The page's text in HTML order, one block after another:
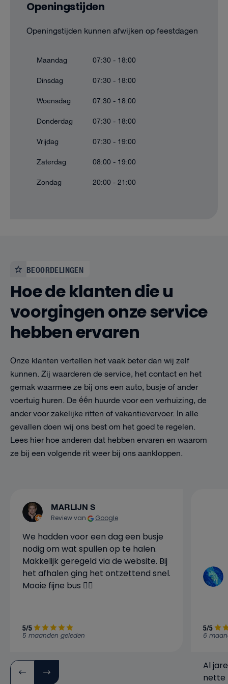
Openingstijden
Openingstijden kunnen afwijken op feestdagen
Maandag
07:30 - 18:00
Dinsdag
07:30 - 18:00
Woensdag
07:30 - 18:00
Donderdag
07:30 - 18:00
Vrijdag
07:30 - 19:00
Zaterdag
08:00 - 19:00
Zondag
20:00 - 21:00
BEOORDELINGEN
Hoe de klanten die u
voorgingen onze service
hebben ervaren
Onze klanten vertellen het vaak beter dan wij zelf
kunnen. Zij waarderen de service, het contact en het
gemak waarmee ze bij ons een auto, busje of ander
voertuig huren. De één huurde voor een verhuizing, de
ander voor zakelijke ritten of vakantievervoer. In alle
gevallen doen wij ons best om het goed te regelen.
Lees hier hoe anderen dat hebben ervaren en waarom
ze bij een volgende rit weer bij ons aankloppen.
MARLIJN S
Review van Google
We hadden voor een dag een busje
nodig om wat spullen op te halen.
Makkelijk geregeld via de website. Bij
het afhalen ging het ontzettend snel.
Mooie fijne bus 👍🏼
5/5
5 maanden geleden
Al
nette
5/5
6